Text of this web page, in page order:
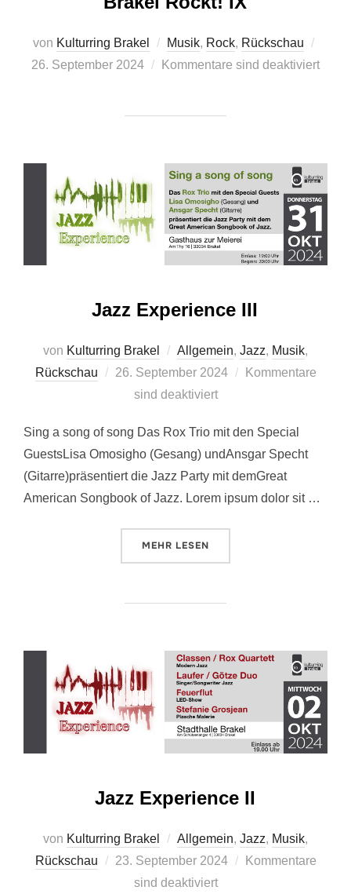
von Kulturring Brakel Musik, Rock, Rückschau
am
26. September 2024 Kommentare sind deaktiviert
Jazz Experience III
von Kulturring Brakel Allgemein, Jazz, Musik,
Rückschau
Veröffentlicht
26. September 2024
Kommentare
sind deaktiviert
Sing a song of song Das Rox Trio mit den Special
GuestsLisa Omosigho (Gesang) undAnsgar Specht
(Gitarre)präsentiert die Jazz Party mit demGreat
American Songbook of Jazz. Lorem ipsum dolor sit …
MEHR ÜBER „JAZZ EXPERIENCE III“
LESEN
Jazz Experience II
von Kulturring Brakel Allgemein, Jazz, Musik,
Rückschau
Veröffentlicht
23. September 2024
Kommentare
sind deaktiviert